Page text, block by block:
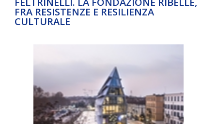
FRA RESISTENZE E RESILIENZA
CULTURALE